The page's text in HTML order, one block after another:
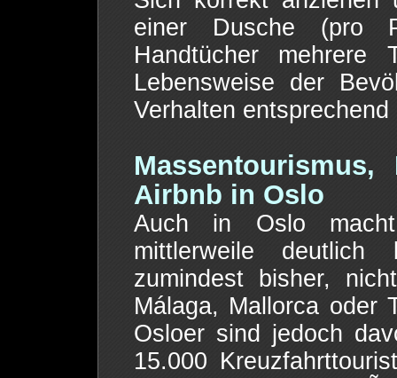
einer Dusche (pro
Handtücher
Lebensweise der
Verhalten
Airbnb in Oslo
Auch in Oslo
mittlerweile
zumindest bisher,
Málaga, Mallorca oder
Osloer sind jedoch
15.000